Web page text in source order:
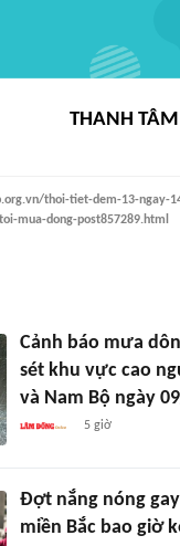
THANH
thoi-tiet-dem-13-ngay-
mua-dong-post857289.html
Cảnh báo mưa
sét khu vực cao
và Nam Bộ ngày
5 giờ
Đợt nắng nóng
miền Bắc bao giờ